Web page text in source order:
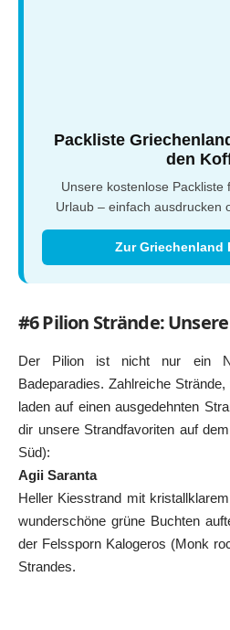
Packliste
den
Unsere kostenlose Packliste
Urlaub – einfach ausdrucken
Zur Griechenland
#6 Pilion Strände:
Der Pilion ist nicht nur ein
Badeparadies. Zahlreiche
laden auf einen ausgedehnten
dir unsere Strandfavoriten auf
Süd):
Agii Saranta
Heller Kiesstrand mit
wunderschöne grüne Buchten
der Felssporn Kalogeros (Monk
Strandes.